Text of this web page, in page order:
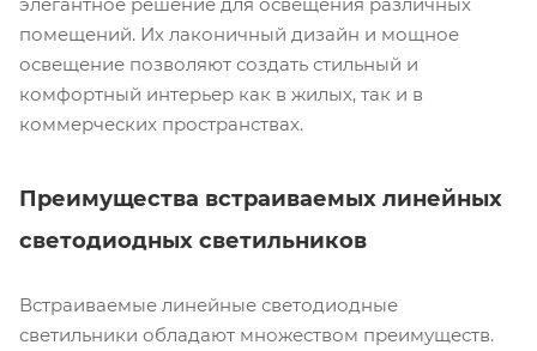
помещений. Их лаконичный дизайн и мощное
освещение позволяют создать стильный и
комфортный интерьер как в жилых, так и в
коммерческих пространствах.
Преимущества встраиваемых линейных
светодиодных светильников
Встраиваемые линейные светодиодные
светильники обладают множеством преимуществ.